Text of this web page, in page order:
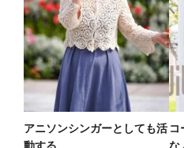
アニソンシンガーとしても活 コ